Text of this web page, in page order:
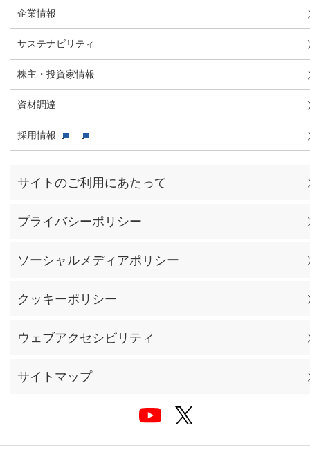
企業情報
サステナビリティ
株主・投資家情報
資材調達
採用情報
サイトのご利用にあたって
プライバシーポリシー
ソーシャルメディアポリシー
クッキーポリシー
ウェブアクセシビリティ
サイトマップ